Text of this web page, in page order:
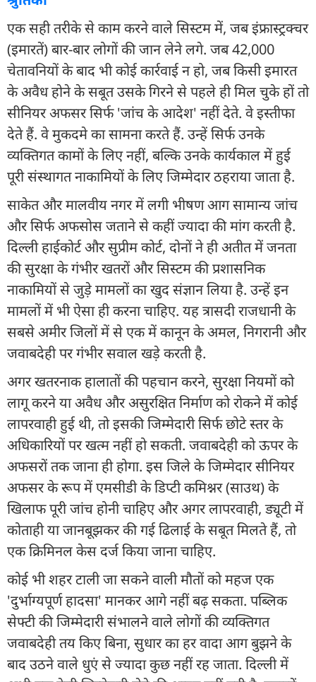
एक सही तरीके से काम करने वाले सिस्टम में, जब इंफ्रास्ट्रक्चर
(इमारतें) बार-बार लोगों की जान लेने लगे. जब 42,000
चेतावनियों के बाद भी कोई कार्रवाई न हो, जब किसी इमारत
के अवैध होने के सबूत उसके गिरने से पहले ही मिल चुके हों तो
सीनियर अफसर सिर्फ 'जांच के आदेश' नहीं देते. वे इस्तीफा
देते हैं. वे मुकदमे का सामना करते हैं. उन्हें सिर्फ उनके
व्यक्तिगत कामों के लिए नहीं, बल्कि उनके कार्यकाल में हुई
पूरी संस्थागत नाकामियों के लिए जिम्मेदार ठहराया जाता है.
साकेत और मालवीय नगर में लगी भीषण आग सामान्य जांच
और सिर्फ अफसोस जताने से कहीं ज्यादा की मांग करती है.
दिल्ली हाईकोर्ट और सुप्रीम कोर्ट, दोनों ने ही अतीत में जनता
की सुरक्षा के गंभीर खतरों और सिस्टम की प्रशासनिक
नाकामियों से जुड़े मामलों का खुद संज्ञान लिया है. उन्हें इन
मामलों में भी ऐसा ही करना चाहिए. यह त्रासदी राजधानी के
सबसे अमीर जिलों में से एक में कानून के अमल, निगरानी और
जवाबदेही पर गंभीर सवाल खड़े करती है.
अगर खतरनाक हालातों की पहचान करने, सुरक्षा नियमों को
लागू करने या अवैध और असुरक्षित निर्माण को रोकने में कोई
लापरवाही हुई थी, तो इसकी जिम्मेदारी सिर्फ छोटे स्तर के
अधिकारियों पर खत्म नहीं हो सकती. जवाबदेही को ऊपर के
अफसरों तक जाना ही होगा. इस जिले के जिम्मेदार सीनियर
अफसर के रूप में एमसीडी के डिप्टी कमिश्नर (साउथ) के
खिलाफ पूरी जांच होनी चाहिए और अगर लापरवाही, ड्यूटी में
कोताही या जानबूझकर की गई ढिलाई के सबूत मिलते हैं, तो
एक क्रिमिनल केस दर्ज किया जाना चाहिए.
कोई भी शहर टाली जा सकने वाली मौतों को महज एक
'दुर्भाग्यपूर्ण हादसा' मानकर आगे नहीं बढ़ सकता. पब्‍ल‍िक
सेफ्टी की जिम्मेदारी संभालने वाले लोगों की व्यक्तिगत
जवाबदेही तय किए बिना, सुधार का हर वादा आग बुझने के
बाद उठने वाले धुएं से ज्यादा कुछ नहीं रह जाता. दिल्ली में